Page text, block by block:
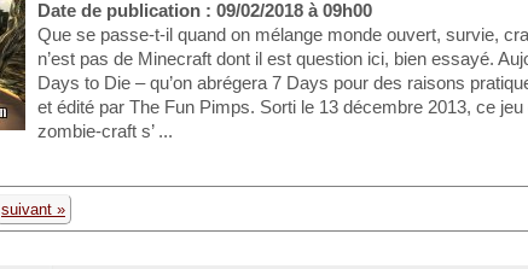
Date de publication : 09/02/2018 à 09h00
Que se passe-t-il quand on mélange monde ouvert, survie,
n’est pas de Minecraft dont il est question ici, bien essayé.
Days to Die – qu’on abrégera 7 Days pour des raisons
et édité par The Fun Pimps. Sorti le 13 décembre 2013, ce
zombie-craft s’ ...
suivant »